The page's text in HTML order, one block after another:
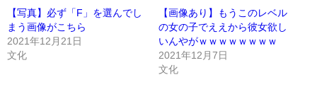
【写真】必ず「F」を選んでし
まう画像がこちら
2021年12月21日
文化
【画像あり】もうこのレベル
の女の子でええから彼女欲し
いんやがｗｗｗｗｗｗｗｗ
2021年12月7日
文化